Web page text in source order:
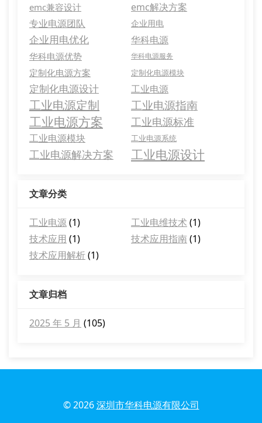
emc兼容设计
emc解决方案
专业电源团队
企业用电
企业用电优化 华科电源
华科电源优势 华科电源服务
定制化电源方案 定制化电源模块
定制化电源设计 工业电源
工业电源定制 工业电源指南
工业电源方案 工业电源标准
工业电源模块 工业电源系统
工业电源解决方案 工业电源设计
文章分类
工业电源(1) 工业电维技术(1)
技术应用 (1) 技术应用指南(1)
技术应用解析(1)
文章归档
2025 年 5 月 (105)
© 2026深圳市华科电源有限公司